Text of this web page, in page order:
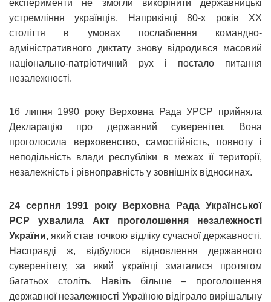
експерименти не змогли викорінити державницькі
устремління українців. Наприкінці 80-х років ХХ
століття в умовах послаблення командно-
адміністративного диктату знову відродився масовий
національно-патріотичний рух і постало питання
незалежності.
16 липня 1990 року Верховна Рада УРСР прийняла
Декларацію про державний суверенітет. Вона
проголосила верховенство, самостійність, повноту і
неподільність влади республіки в межах її території,
незалежність і рівноправність у зовнішніх відносинах.
24 серпня 1991 року Верховна Рада Української
РСР ухвалила Акт проголошення незалежності
України, який став точкою відліку сучасної державності.
Насправді ж, відбулося відновлення державного
суверенітету, за який українці змагалися протягом
багатьох століть. Навіть більше – проголошення
державної незалежності Україною відіграло вирішальну